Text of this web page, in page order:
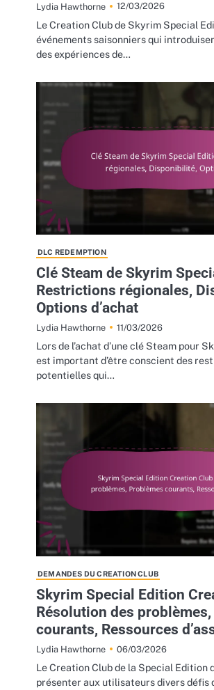
Lydia Hawthorne 12/03/2026
Le Creation Club de Skyrim Special
événements saisonniers qui
des expériences de…
DLC REDEMPTION
Clé Steam de Skyrim
Restrictions régionales,
Options d’achat
Lydia Hawthorne 11/03/2026
Lors de l’achat d’une clé Steam pour
est important d’être conscient des
potentielles qui…
DEMANDES DU CREATION CLUB
Skyrim Special Edition
Résolution des
courants, Ressources
Lydia Hawthorne 06/03/2026
Le Creation Club de la Special Edition
présenter aux utilisateurs divers défis